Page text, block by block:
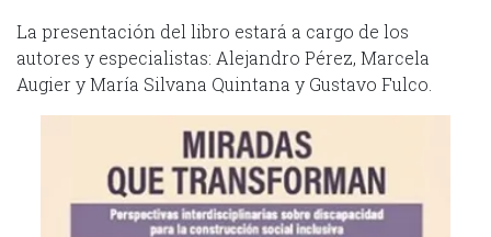
La presentación del libro estará a cargo de los
autores y especialistas: Alejandro Pérez, Marcela
Augier y María Silvana Quintana y Gustavo Fulco.